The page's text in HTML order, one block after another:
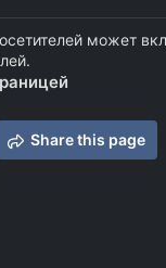
может
Share this page